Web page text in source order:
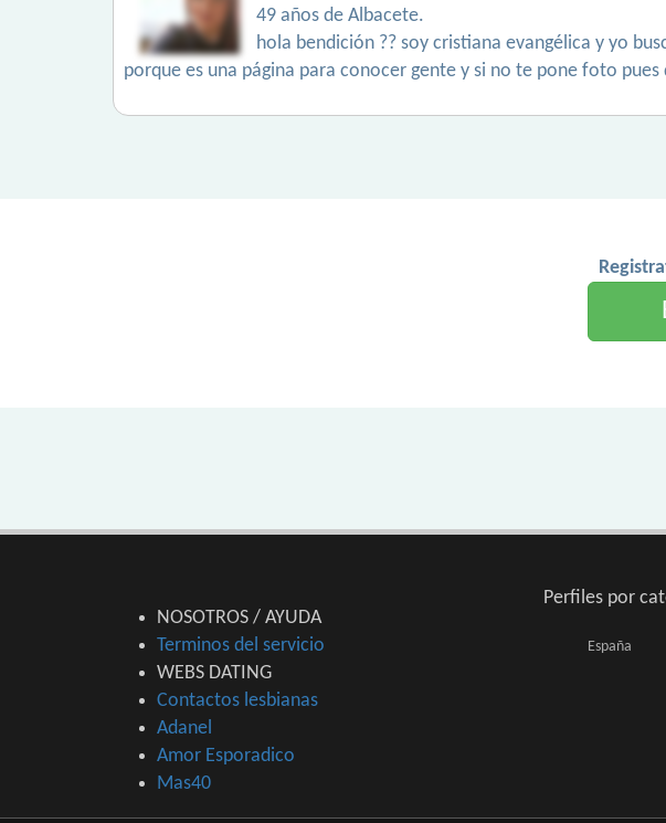
49 años de Albacete.
hola bendición ?? soy cristiana evangélica y yo
porque es una página para conocer gente y si no te pone foto
NOSOTROS / AYUDA
Terminos del servicio
WEBS DATING
Contactos lesbianas
Adanel
Amor Esporadico
Mas40
Perfiles por
España